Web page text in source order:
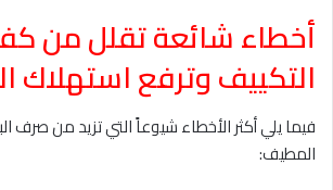
أخطاء شائعة تقلل من
التكييف وترفع استهلاك
فيما يلي أكثر الأخطاء شيوعاً التي تزيد من صرف
المطيف: